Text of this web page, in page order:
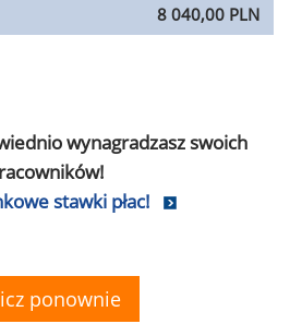
8 040,00 PLN
wynagradzasz swoich
stawki płac!
ponownie